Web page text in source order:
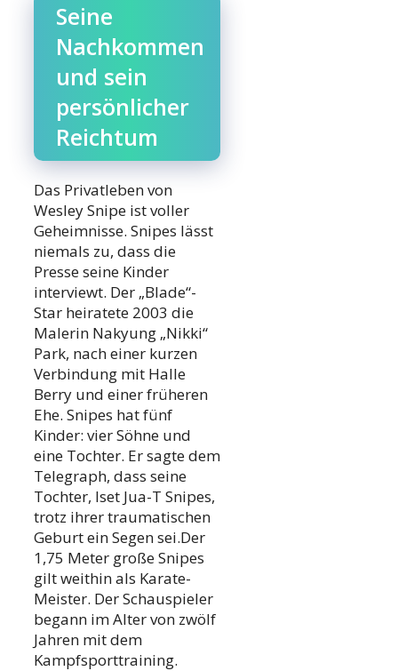
Seine
Nachkommen
und sein
persönlicher
Reichtum
Das Privatleben von
Wesley Snipe ist voller
Geheimnisse. Snipes lässt
niemals zu, dass die
Presse seine Kinder
interviewt. Der „Blade“-
Star heiratete 2003 die
Malerin Nakyung „Nikki“
Park, nach einer kurzen
Verbindung mit Halle
Berry und einer früheren
Ehe. Snipes hat fünf
Kinder: vier Söhne und
eine Tochter. Er sagte dem
Telegraph, dass seine
Tochter, Iset Jua-T Snipes,
trotz ihrer traumatischen
Geburt ein Segen sei.Der
1,75 Meter große Snipes
gilt weithin als Karate-
Meister. Der Schauspieler
begann im Alter von zwölf
Jahren mit dem
Kampfsporttraining.